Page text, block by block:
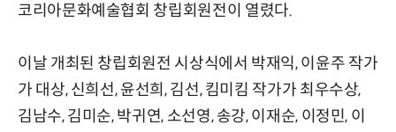
코리아문화예술협회 창립회원전이 열렸다.
이날 개최된 창립회원전 시상식에서 박재익, 이윤주 작가
가 대상, 신희선, 윤선희, 김선, 킴미킴 작가가 최우수상,
김남수, 김미순, 박귀연, 소선영, 송강, 이재순, 이정민, 이